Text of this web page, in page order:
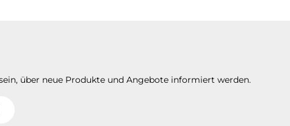
über neue Produkte und Angebote informiert werden.